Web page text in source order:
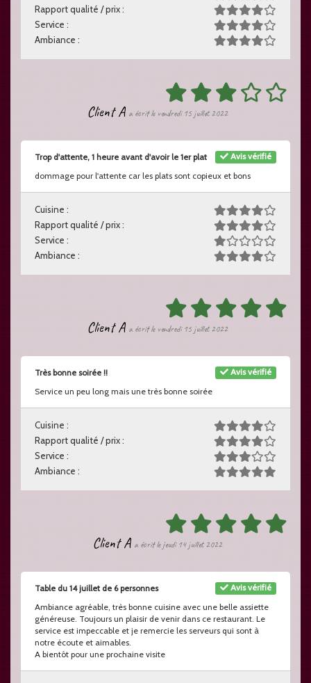
Rapport qualité / prix :
Service :
Ambiance :
Client A a écrit le vendredi 15 juillet 2022
Avis vérifié
Trop d'attente, 1 heure avant d'avoir le 1er plat
dommage pour l'attente car les plats sont copieux et bons
Cuisine :
Rapport qualité / prix :
Service :
Ambiance :
Client A a écrit le vendredi 15 juillet 2022
Avis vérifié
Très bonne soirée !!
Service un peu long mais une très bonne soirée
Cuisine :
Rapport qualité / prix :
Service :
Ambiance :
Client A a écrit le jeudi 14 juillet 2022
Avis vérifié
Table du 14 juillet de 6 personnes
Ambiance agréable, très bonne cuisine avec une belle assiette
généreuse. Toujours un plaisir de venir dans ce restaurant. Le
service est impeccable et je remercie les serveurs qui sont à
notre écoute et aimables.
A bientôt pour une prochaine visite